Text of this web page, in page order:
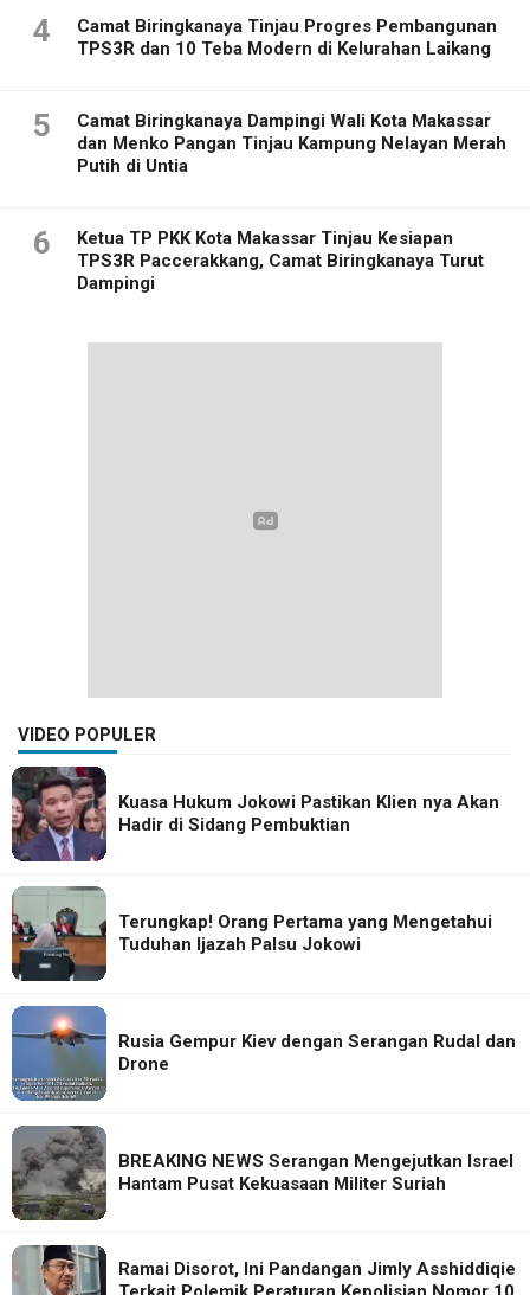
4
Camat Biringkanaya Tinjau Progres Pembangunan
TPS3R dan 10 Teba Modern di Kelurahan Laikang
5
Camat Biringkanaya Dampingi Wali Kota Makassar
dan Menko Pangan Tinjau Kampung Nelayan Merah
Putih di Untia
6
Ketua TP PKK Kota Makassar Tinjau Kesiapan
TPS3R Paccerakkang, Camat Biringkanaya Turut
Dampingi
VIDEO POPULER
Kuasa Hukum Jokowi Pastikan Klien nya Akan
Hadir di Sidang Pembuktian
Terungkap! Orang Pertama yang Mengetahui
Tuduhan Ijazah Palsu Jokowi
Rusia Gempur Kiev dengan Serangan Rudal dan
Drone
BREAKING NEWS Serangan Mengejutkan Israel
Hantam Pusat Kekuasaan Militer Suriah
Ramai Disorot, Ini Pandangan Jimly Asshiddiqie